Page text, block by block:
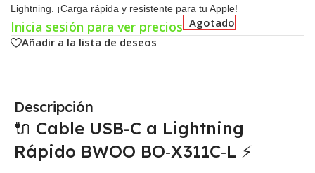
Lightning. ¡Carga rápida y resistente para tu Apple!
Inicia sesión para ver precios Agotado
Añadir a la lista de deseos
Descripción
🔌 Cable USB-C a Lightning
Rápido BWOO BO‑X311C‑L ⚡